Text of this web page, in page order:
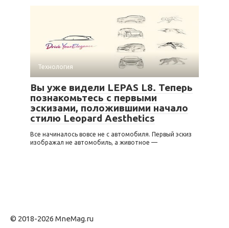
Технология
Вы уже видели LEPAS L8. Теперь
познакомьтесь с первыми
эскизами, положившими начало
стилю Leopard Aesthetics
Все начиналось вовсе не с автомобиля. Первый эскиз
изображал не автомобиль, а животное —
© 2018-2026 MneMag.ru